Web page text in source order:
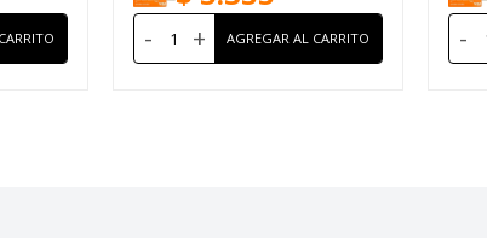
- + -